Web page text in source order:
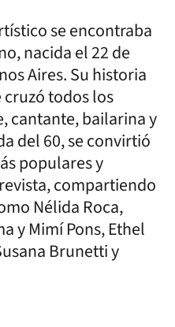
se encontraba
nacida el 22 de
Aires. Su historia
cruzó todos los
cantante, bailarina y
del 60, se convirtió
populares y
compartiendo
Nélida Roca,
y Mimí Pons, Ethel
Brunetti y